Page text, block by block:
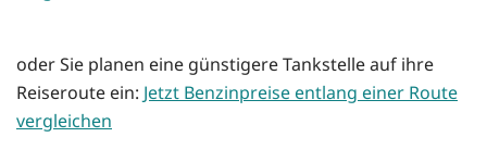
oder Sie planen eine günstigere Tankstelle auf ihre
Reiseroute ein: Jetzt Benzinpreise entlang einer Route
vergleichen